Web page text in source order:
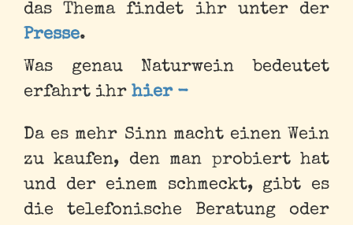
das Thema findet ihr unter der
Presse.
Was genau Naturwein bedeutet
erfahrt ihr hier -
Da es mehr Sinn macht einen Wein
zu kaufen, den man probiert hat
und der einem schmeckt, gibt es
die telefonische Beratung oder